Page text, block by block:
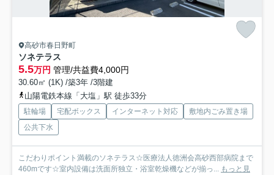
高砂市春日野町
ソネテラス
5.5万円 管理/共益費4,000円
30.60㎡ (1K) /築3年 /3階建
山陽電鉄本線「大塩」駅 徒歩33分
駐輪場 宅配ボックス インターネット対応
敷地内ごみ置き場
公共下水
こだわりポイント満載のソネテラス☆医療法人徳洲会高砂西部病院まで
460mです☆室内設備は洗面所独立・浴室乾燥機などが揃っ... もっと見